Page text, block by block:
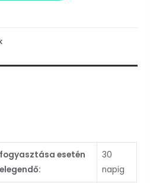
fogyasztása esetén
elegendő:
30
napig